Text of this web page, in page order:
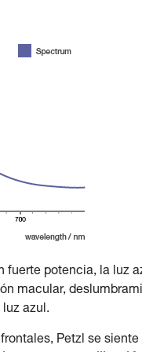
fuerte potencia, la luz
macular,
azul.
Petzl se